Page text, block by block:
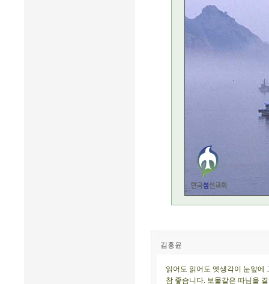
김홍윤
읽어도 읽어도 옛생각이 눈앞에
참 좋슴니다. 보물같은 따님을